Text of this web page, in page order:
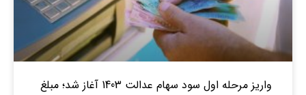
واریز مرحله اول سود سهام عدالت 1403 آغاز شد؛ مبلغ